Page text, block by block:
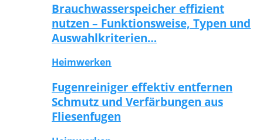
Brauchwasserspeicher effizient
nutzen – Funktionsweise, Typen und
Auswahlkriterien…
Heimwerken
Fugenreiniger effektiv entfernen
Schmutz und Verfärbungen aus
Fliesenfugen